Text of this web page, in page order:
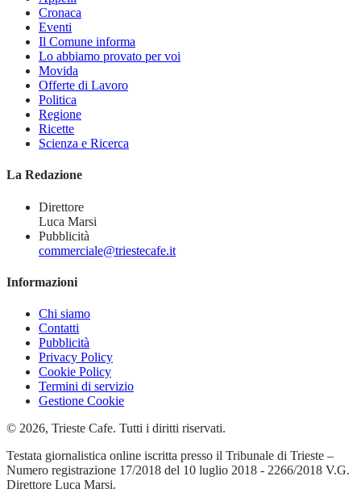
Cronaca
Eventi
Il Comune informa
Lo abbiamo provato per voi
Movida
Offerte di Lavoro
Politica
Regione
Ricette
Scienza e Ricerca
La Redazione
Direttore
Luca Marsi
Pubblicità
commerciale@triestecafe.it
Informazioni
Chi siamo
Contatti
Pubblicità
Privacy Policy
Cookie Policy
Termini di servizio
Gestione Cookie
© 2026, Trieste Cafe. Tutti i diritti riservati.
Testata giornalistica online iscritta presso il Tribunale di Trieste –
Numero registrazione 17/2018 del 10 luglio 2018 - 2266/2018 V.G.
Direttore Luca Marsi.